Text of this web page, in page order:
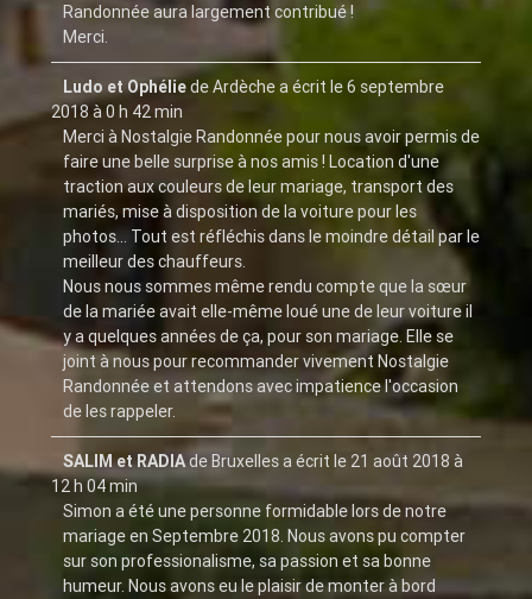
Randonnée aura largement contribué !
Merci.
Ludo et OphéliedeArdèchea écrit le6 septembre
2018 à0 h 42 min
Merci à Nostalgie Randonnée pour nous avoir permis de
faire une belle surprise à nos amis ! Location d'une
traction aux couleurs de leur mariage, transport des
mariés, mise à disposition de la voiture pour les
photos... Tout est réfléchis dans le moindre détail par le
meilleur des chauffeurs.
Nous nous sommes même rendu compte que la sœur
de la mariée avait elle-même loué une de leur voiture il
y a quelques années de ça, pour son mariage. Elle se
joint à nous pour recommander vivement Nostalgie
Randonnée et attendons avec impatience l'occasion
de les rappeler.
SALIM et RADIAdeBruxellesa écrit le 21 août 2018 à
12 h 04 min
Simon a été une personne formidable lors de notre
mariage en Septembre 2018. Nous avons pu compter
sur son professionalisme, sa passion et sa bonne
humeur. Nous avons eu le plaisir de monter à bord